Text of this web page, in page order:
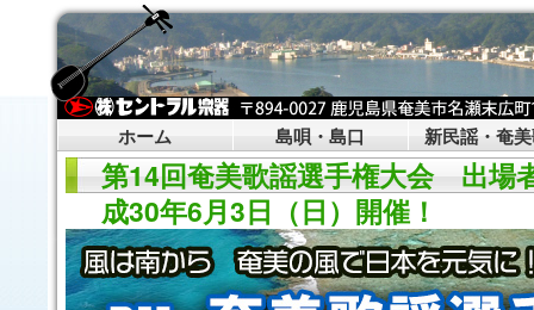
ホーム 島唄・島口 新民謡・奄
第14回奄美歌謡選手権大会 出
成30年6月3日（日）開催！